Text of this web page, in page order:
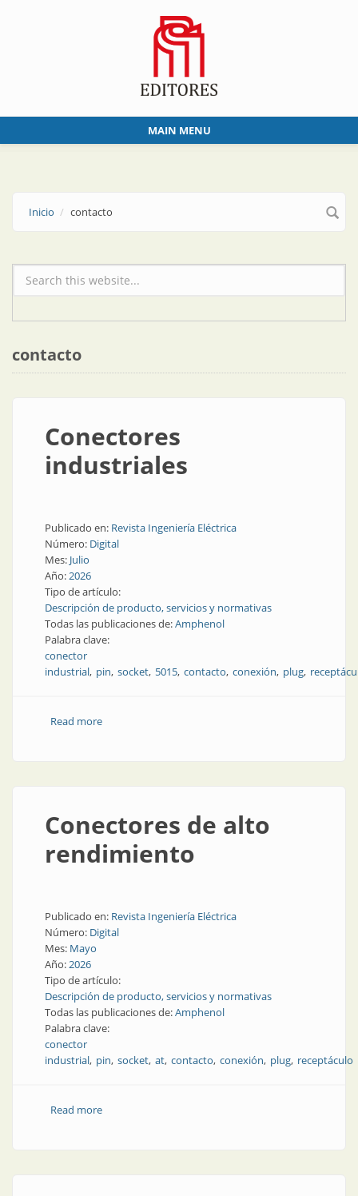
MAIN MENU
Inicio contacto
Formulario de búsqueda
contacto
Conectores
industriales
Publicado en: Revista Ingeniería Eléctrica
Número: Digital
Mes: Julio
Año:2026
Tipo de artículo:
Descripción de producto, servicios y normativas
Todas las publicaciones de:Amphenol
Palabra clave:
conector
industrial pin socket 5015 contacto conexión plug
Read moreabout Conectores industriales
Conectores de alto
rendimiento
Publicado en: Revista Ingeniería Eléctrica
Número: Digital
Mes: Mayo
Año:2026
Tipo de artículo:
Descripción de producto, servicios y normativas
Todas las publicaciones de:Amphenol
Palabra clave:
conector
industrial pin socket at contacto conexión plug receptáculo
Read moreabout Conectores de alto rendimiento